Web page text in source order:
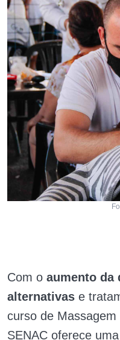
Com o aumento da
alternativas e
curso de
SENAC oferece